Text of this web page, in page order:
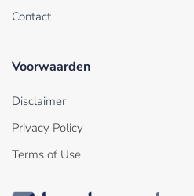
Contact
Voorwaarden
Disclaimer
Privacy Policy
Terms of Use